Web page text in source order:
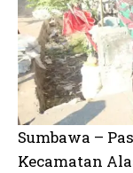
Sumbawa –
Kecamatan